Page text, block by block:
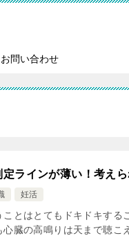
お問い合わせ
ラインが薄い！考え
妊活
とはとてもドキドキする
心臓の高鳴りは天まで聴こ